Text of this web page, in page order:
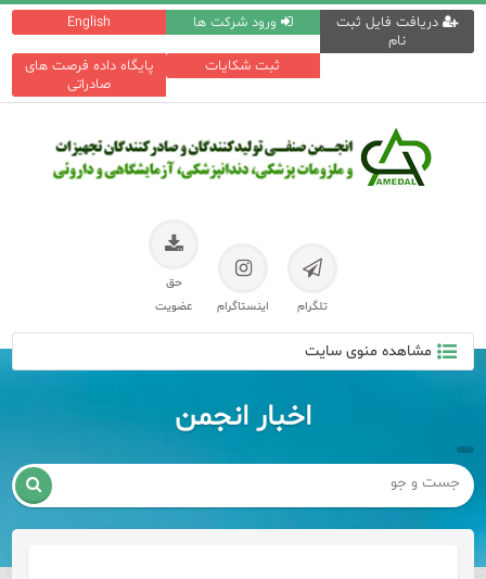
English ورود شرکت ها
دریافت فایل ثبت
نام
پایگاه داده فرصت های
صادراتی
ثبت شکایات
تلگرام اینستاگرام
حق
عضویت
مشاهده منوی سایت
اخبار انجمن
